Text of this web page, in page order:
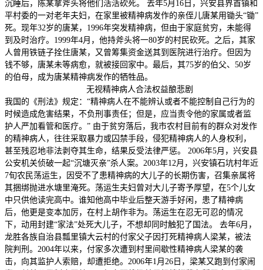
沉睡后，陈某拿斧头将他们活活砍死。 去年5月16日，兴安县界首镇和
平村委的一对老年夫妇，在家里被精神病发作的亲侄儿唐某用锄头“锄”
死。现年32岁的唐某，1996年突发精神病，但由于家庭贫穷，未能得
到及时治疗。1999年4月，他持斧头将一80岁的村民砍死。之后，其家
人曾用铁链子拴住唐某，又曾筹集资金送其到医院进行治疗。但因为
钱不够，唐某未等病愈，就被接回家中。最后，其75岁的伯父、50岁
的伯母，成为唐某精神病发作的牺牲品。
无视精神病人合法权益酿悲剧
我国的《刑法》规定：“精神病人在不能辨认或者不能控制自己行为的
时候造成危害结果，不负刑事责任；但是，应当责令他的家属或者监
护人严加看管和医疗。” 由于贫穷落后，我市农村目前有的群众对发作
的精神病人，往往采取暴力或囚禁手段，侵犯精神病人的人身权利，
甚至残忍地非法剥夺其生命，结果反受法律严惩。 2006年5月，兴安县
公安机关侦破一起“沉塘灭亲”杀人案。2003年12月，兴安镇石坑村年近
7旬农民荡运生，因受不了患精神病的大儿子的长期伤害，召集亲属将
其捆绑抛进水塘里淹死。荡运生夫妇曾对大儿子寄予厚望，在5个儿女
中只供他读完高中。谁知他高中毕业后整天游手好闲，患了精神病
后，他更是变本加厉，在村上胡作非为。荡运生在忍无可忍的情况
下，动用封建“家法”处死大儿子，不想却同时触犯了国法。 去年6月，
龙胜各族自治县瓢里镇大云村的付家父子因打死精神病人梁某，被法
院判刑。2004年以来，付家多次遭到村里间歇性精神病人梁某的袭
击，向其监护人索赔，却遭拒绝。2006年1月26日，梁某又跑到付家闹